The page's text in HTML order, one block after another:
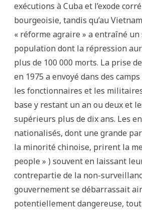
exécutions à Cuba et l’exode
bourgeoisie, tandis qu’au
« réforme agraire » a entraîné
population dont la répression
plus de 100 000 morts. La prise
en 1975 a envoyé dans des
les fonctionnaires et les
base y restant un an ou deux et
supérieurs plus de dix ans. Les
nationalisés, dont une grande
la minorité chinoise, prirent la
people » ) souvent en laissant
contrepartie de la non-
gouvernement se débarrassait
potentiellement dangereuse,